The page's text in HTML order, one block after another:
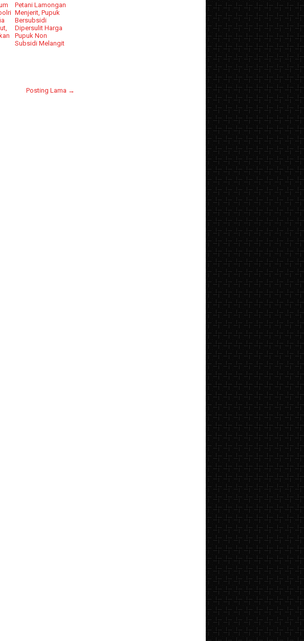
Petani Lamongan
Menjerit, Pupuk
Bersubsidi
Dipersulit Harga
Pupuk Non
Subsidi Melangit
Posting Lama →